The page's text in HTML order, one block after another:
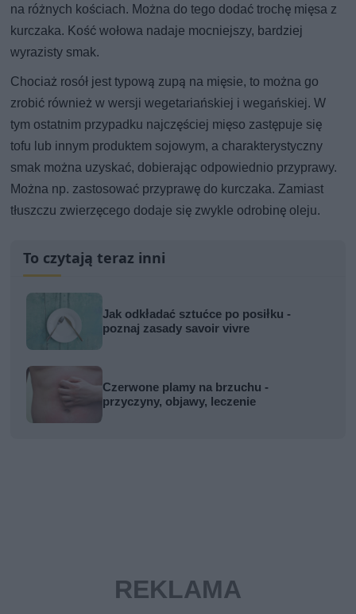
na różnych kościach. Można do tego dodać trochę mięsa z
kurczaka. Kość wołowa nadaje mocniejszy, bardziej
wyrazisty smak.
Chociaż rosół jest typową zupą na mięsie, to można go
zrobić również w wersji wegetariańskiej i wegańskiej. W
tym ostatnim przypadku najczęściej mięso zastępuje się
tofu lub innym produktem sojowym, a charakterystyczny
smak można uzyskać, dobierając odpowiednio przyprawy.
Można np. zastosować przyprawę do kurczaka. Zamiast
tłuszczu zwierzęcego dodaje się zwykle odrobinę oleju.
To czytają teraz inni
Jak odkładać sztućce po posiłku -
poznaj zasady savoir vivre
Czerwone plamy na brzuchu -
przyczyny, objawy, leczenie